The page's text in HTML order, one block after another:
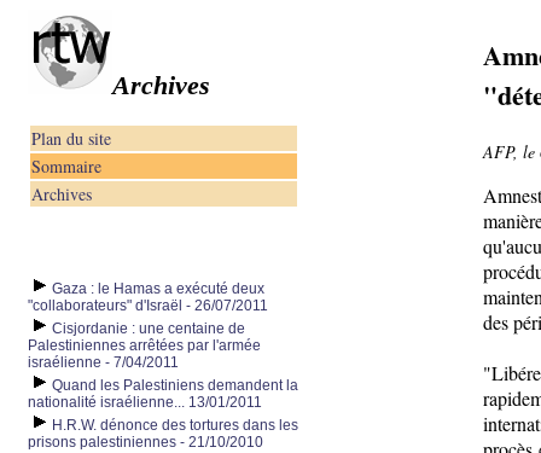
Archives
Plan du site
Sommaire
Archives
Gaza : le Hamas a exécuté deux
"collaborateurs" d'Israël - 26/07/2011
Cisjordanie : une centaine de
Palestiniennes arrêtées par l'armée
israélienne - 7/04/2011
Quand les Palestiniens demandent la
nationalité israélienne... 13/01/2011
H.R.W. dénonce des tortures dans les
prisons palestiniennes - 21/10/2010
AFP, le
des